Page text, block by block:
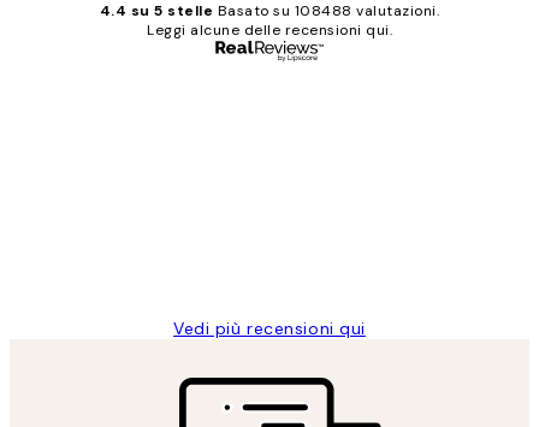
4.4 su 5 stelle Basato su 108488 valutazioni.
Leggi alcune delle recensioni qui.
Vedi più recensioni qui